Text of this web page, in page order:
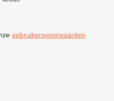
gebruikersvoorwaarden